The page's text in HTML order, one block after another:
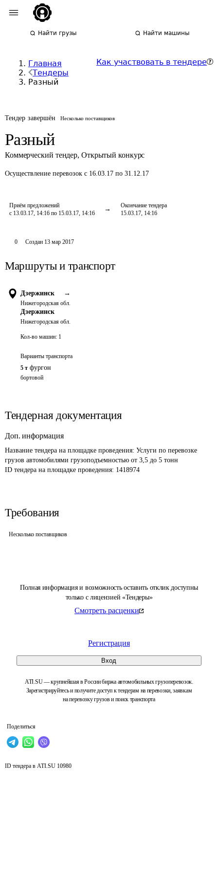
Найти грузы Найти машины
Главная
Тендеры
Разный
Как участвовать в тендере
Тендер завершён Несколько поставщиков
Разный
Коммерческий тендер, Открытый конкурс
Осуществление перевозок с 16.03.17 по 31.12.17
Приём предложений
с 13.03.17, 14:16 по 15.03.17, 14:16
Окончание тендера
15.03.17, 14:16
Полная информация и возможность оставить отклик доступны
только с лицензией «Тендеры»
Смотреть расценки
Регистрация
Вход
ATI.SU — крупнейшая в России биржа автомобильных грузоперевозок.
Зарегистрируйтесь и получите доступ к тендерам на перевозки, заявкам
на перевозку грузов и поиск транспорта
Поделиться
0 Создан 13 мар 2017
Маршруты и транспорт
Дзержинск →
Нижегородская обл.
Дзержинск
Нижегородская обл.
Кол-во машин: 1
Варианты транспорта
5 т фургон
бортовой
Тендерная документация
Доп. информация
Название тендера на площадке проведения: Услуги по перевозке
грузов автомобилями грузоподъемностью от 3,5 до 5 тонн
ID тендера на площадке проведения: 1418974
Требования
Несколько поставщиков
ID тендера в ATI.SU 10980